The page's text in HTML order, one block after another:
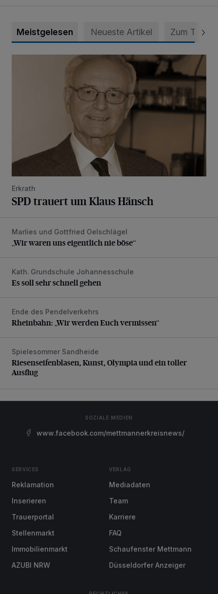
Meistgelesen Neueste Artikel Zum Thema
SPD trauert um Klaus Hänsch
Erkrath
SPD trauert um Klaus Hänsch
„Wir waren uns eigentlich nie böse“
Marlies und Gottfried Oelschlägel
„Wir waren uns eigentlich nie böse“
Es soll sehr schnell gehen
Kath. Grundschule Johannesschule
Es soll sehr schnell gehen
Rheinbahn: „Wir werden Euch vermissen“
Ende des Pendelverkehrs
Rheinbahn: „Wir werden Euch vermissen“
Riesenseifenblasen, Kunst, Olympia und ein toller Ausflug
Spielesommer Sandheide
Riesenseifenblasen, Kunst, Olympia und ein toller
Ausflug
SOZIALE MEDIEN
www.facebook.com/mettmannerkreisnews/
SERVICES
Reklamation
Inserieren
Trauerportal
Stellenmarkt
Immobilienmarkt
AZUBI NRW
VERLAG
Mediadaten
Team
Karriere
FAQ
Schaufenster Mettmann
Düsseldorfer Anzeiger